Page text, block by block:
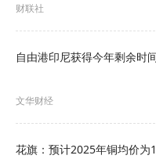
•一段法：此法是将经
理成分不太复杂的废
财联社
自由港印尼获得今年剩余时
文华财经
花旗：预计2025年铜均价为